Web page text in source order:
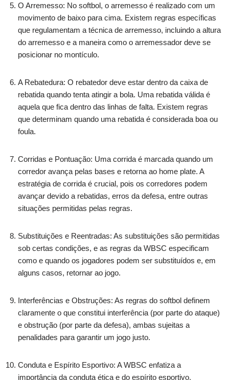
O Arremesso: No softbol, o arremesso é realizado com um
movimento de baixo para cima. Existem regras específicas
que regulamentam a técnica de arremesso, incluindo a altura
do arremesso e a maneira como o arremessador deve se
posicionar no montículo.
A Rebatedura: O rebatedor deve estar dentro da caixa de
rebatida quando tenta atingir a bola. Uma rebatida válida é
aquela que fica dentro das linhas de falta. Existem regras
que determinam quando uma rebatida é considerada boa ou
foula.
Corridas e Pontuação: Uma corrida é marcada quando um
corredor avança pelas bases e retorna ao home plate. A
estratégia de corrida é crucial, pois os corredores podem
avançar devido a rebatidas, erros da defesa, entre outras
situações permitidas pelas regras.
Substituições e Reentradas: As substituições são permitidas
sob certas condições, e as regras da WBSC especificam
como e quando os jogadores podem ser substituídos e, em
alguns casos, retornar ao jogo.
Interferências e Obstruções: As regras do softbol definem
claramente o que constitui interferência (por parte do ataque)
e obstrução (por parte da defesa), ambas sujeitas a
penalidades para garantir um jogo justo.
Conduta e Espírito Esportivo: A WBSC enfatiza a
importância da conduta ética e do espírito esportivo.